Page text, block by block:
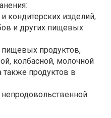
кондитерских изделий,
и других пищевых
пищевых продуктов,
колбасной, молочной
также продуктов в